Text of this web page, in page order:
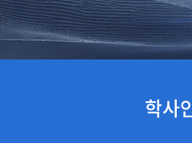
학사